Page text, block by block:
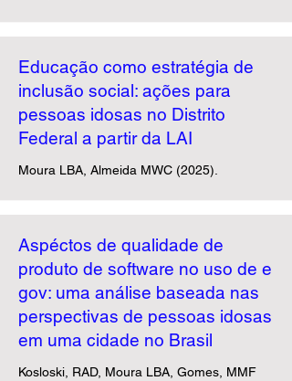
​Educação como estratégia de
inclusão social: ações para
pessoas idosas no Distrito
Federal a partir da LAI
Moura LBA, Almeida MWC (2025).
Aspéctos de qualidade de
produto de software no uso de e
gov: uma análise baseada nas
perspectivas de pessoas idosas
em uma cidade no Brasil
Kosloski, RAD, Moura LBA, Gomes, MMF